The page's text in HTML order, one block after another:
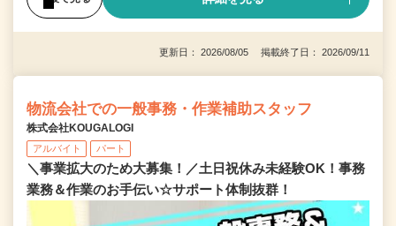
更新日： 2026/08/05 掲載終了日： 2026/09/11
物流会社での一般事務・作業補助スタッフ
株式会社KOUGALOGI
アルバイト パート
＼事業拡大のため大募集！／土日祝休み未経験OK！事務
業務＆作業のお手伝い☆サポート体制抜群！